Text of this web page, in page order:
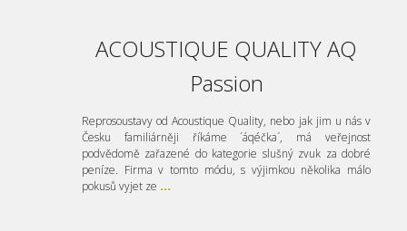
ACOUSTIQUE QUALITY AQ
Passion
Reprosoustavy od Acoustique Quality, nebo jak jim u nás v
Česku familiárněji říkáme ´áqéčka´, má veřejnost
podvědomě zařazené do kategorie slušný zvuk za dobré
peníze. Firma v tomto módu, s výjimkou několika málo
pokusů vyjet ze ...